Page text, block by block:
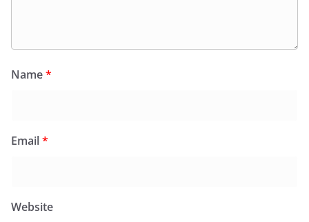
Name*
Email*
Website